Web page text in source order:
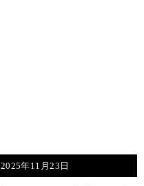
2025年11月23日